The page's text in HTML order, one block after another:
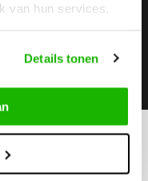
van hun services.
Details tonen